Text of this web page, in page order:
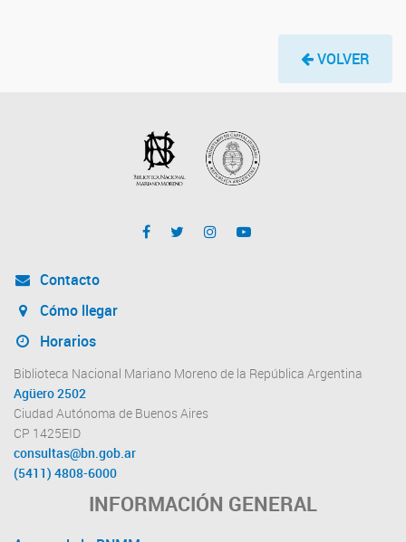
VOLVER
Contacto
Cómo llegar
Horarios
Biblioteca Nacional Mariano Moreno de la República Argentina
Agüero 2502
Ciudad Autónoma de Buenos Aires
CP 1425EID
consultas@bn.gob.ar
(5411) 4808-6000
INFORMACIÓN GENERAL